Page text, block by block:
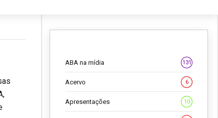
ABA na mídia 131
Acervo 6
Apresentações 10